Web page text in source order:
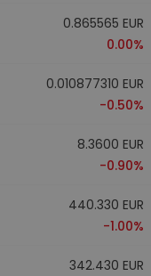
0.865565 EUR
0.00%
0.010877310 EUR
-0.50%
8.3600 EUR
-0.90%
440.330 EUR
-1.00%
342.430 EUR